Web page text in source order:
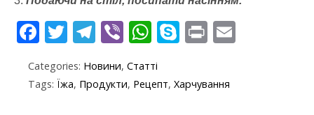
F
e
b
T
itt
er
T
e
gr
Vi
er
W
at
S
y
p
Pr
t
Categories: Новини, Статті
Tags: Їжа, Продукти, Рецепт, Харчування